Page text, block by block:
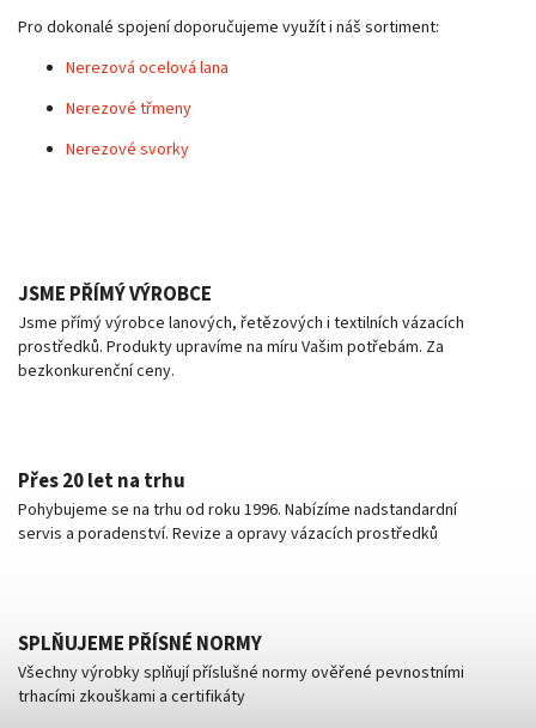
Pro dokonalé spojení doporučujeme využít i náš sortiment:
Nerezová ocelová lana
Nerezové třmeny
Nerezové svorky
JSME PŘÍMÝ VÝROBCE
Jsme přímý výrobce lanových, řetězových i textilních vázacích
prostředků. Produkty upravíme na míru Vašim potřebám. Za
bezkonkurenční ceny.
Přes 20 let na trhu
Pohybujeme se na trhu od roku 1996. Nabízíme nadstandardní
servis a poradenství. Revize a opravy vázacích prostředků
SPLŇUJEME PŘÍSNÉ NORMY
Všechny výrobky splňují příslušné normy ověřené pevnostními
trhacími zkouškami a certifikáty